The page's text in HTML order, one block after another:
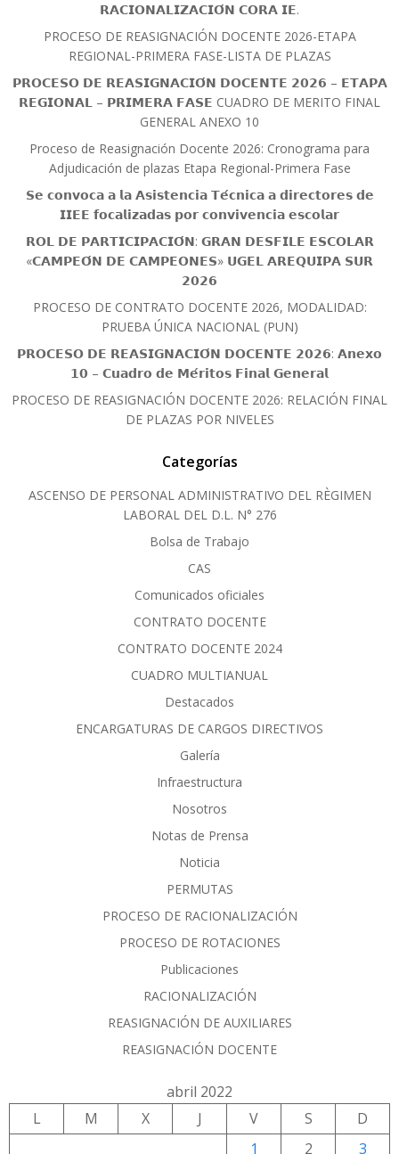
𝗥𝗔𝗖𝗜𝗢𝗡𝗔𝗟𝗜𝗭𝗔𝗖𝗜𝗢́𝗡 𝗖𝗢𝗥𝗔 𝗜𝗘.
PROCESO DE REASIGNACIÓN DOCENTE 2026-ETAPA
REGIONAL-PRIMERA FASE-LISTA DE PLAZAS
𝗣𝗥𝗢𝗖𝗘𝗦𝗢 𝗗𝗘 𝗥𝗘𝗔𝗦𝗜𝗚𝗡𝗔𝗖𝗜𝗢́𝗡 𝗗𝗢𝗖𝗘𝗡𝗧𝗘 𝟮𝟬𝟮𝟲 – 𝗘𝗧𝗔𝗣𝗔
𝗥𝗘𝗚𝗜𝗢𝗡𝗔𝗟 – 𝗣𝗥𝗜𝗠𝗘𝗥𝗔 𝗙𝗔𝗦𝗘 CUADRO DE MERITO FINAL
GENERAL ANEXO 10
Proceso de Reasignación Docente 2026: Cronograma para
Adjudicación de plazas Etapa Regional-Primera Fase
𝗦𝗲 𝗰𝗼𝗻𝘃𝗼𝗰𝗮 𝗮 𝗹𝗮 𝗔𝘀𝗶𝘀𝘁𝗲𝗻𝗰𝗶𝗮 𝗧𝗲́𝗰𝗻𝗶𝗰𝗮 𝗮 𝗱𝗶𝗿𝗲𝗰𝘁𝗼𝗿𝗲𝘀 𝗱𝗲
𝗜𝗜𝗘𝗘 𝗳𝗼𝗰𝗮𝗹𝗶𝘇𝗮𝗱𝗮𝘀 𝗽𝗼𝗿 𝗰𝗼𝗻𝘃𝗶𝘃𝗲𝗻𝗰𝗶𝗮 𝗲𝘀𝗰𝗼𝗹𝗮𝗿
𝗥𝗢𝗟 𝗗𝗘 𝗣𝗔𝗥𝗧𝗜𝗖𝗜𝗣𝗔𝗖𝗜𝗢́𝗡: 𝗚𝗥𝗔𝗡 𝗗𝗘𝗦𝗙𝗜𝗟𝗘 𝗘𝗦𝗖𝗢𝗟𝗔𝗥
«𝗖𝗔𝗠𝗣𝗘𝗢́𝗡 𝗗𝗘 𝗖𝗔𝗠𝗣𝗘𝗢𝗡𝗘𝗦» 𝗨𝗚𝗘𝗟 𝗔𝗥𝗘𝗤𝗨𝗜𝗣𝗔 𝗦𝗨𝗥
𝟮𝟬𝟮𝟲
PROCESO DE CONTRATO DOCENTE 2026, MODALIDAD:
PRUEBA ÚNICA NACIONAL (PUN)
𝗣𝗥𝗢𝗖𝗘𝗦𝗢 𝗗𝗘 𝗥𝗘𝗔𝗦𝗜𝗚𝗡𝗔𝗖𝗜𝗢́𝗡 𝗗𝗢𝗖𝗘𝗡𝗧𝗘 𝟮𝟬𝟮𝟲: 𝗔𝗻𝗲𝘅𝗼
𝟭𝟬 – 𝗖𝘂𝗮𝗱𝗿𝗼 𝗱𝗲 𝗠𝗲́𝗿𝗶𝘁𝗼𝘀 𝗙𝗶𝗻𝗮𝗹 𝗚𝗲𝗻𝗲𝗿𝗮𝗹
PROCESO DE REASIGNACIÓN DOCENTE 2026: RELACIÓN FINAL
DE PLAZAS POR NIVELES
Categorías
ASCENSO DE PERSONAL ADMINISTRATIVO DEL RÈGIMEN
LABORAL DEL D.L. N° 276
Bolsa de Trabajo
CAS
Comunicados oficiales
CONTRATO DOCENTE
CONTRATO DOCENTE 2024
CUADRO MULTIANUAL
Destacados
ENCARGATURAS DE CARGOS DIRECTIVOS
Galería
Infraestructura
Nosotros
Notas de Prensa
Noticia
PERMUTAS
PROCESO DE RACIONALIZACIÓN
PROCESO DE ROTACIONES
Publicaciones
RACIONALIZACIÓN
REASIGNACIÓN DE AUXILIARES
REASIGNACIÓN DOCENTE
abril 2022
L
M X J V S
D
1
2 3